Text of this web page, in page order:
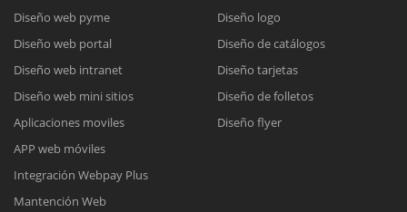
Diseño web pyme
Diseño web portal
Diseño web intranet
Diseño web mini sitios
Aplicaciones moviles
APP web móviles
Integración Webpay Plus
Mantención Web
Diseño logo
Diseño de catálogos
Diseño tarjetas
Diseño de folletos
Diseño flyer